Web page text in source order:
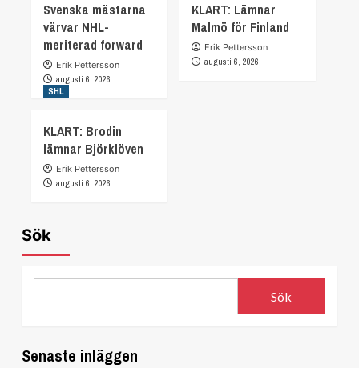
Svenska mästarna
värvar NHL-
meriterad forward
Erik Pettersson
augusti 6, 2026
KLART: Lämnar
Malmö för Finland
Erik Pettersson
augusti 6, 2026
SHL
KLART: Brodin
lämnar Björklöven
Erik Pettersson
augusti 6, 2026
Sök
Sök
Senaste inläggen